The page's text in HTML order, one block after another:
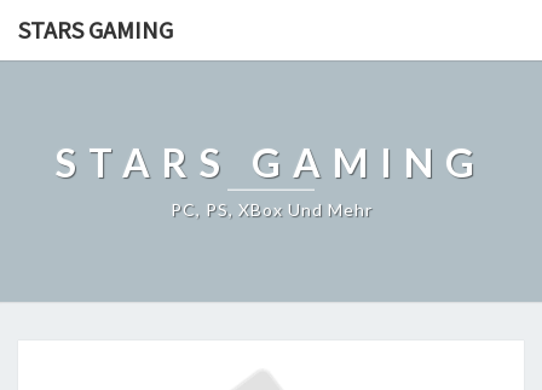
STARS GAMING
STARS GAMING
PC, PS, XBox Und Mehr